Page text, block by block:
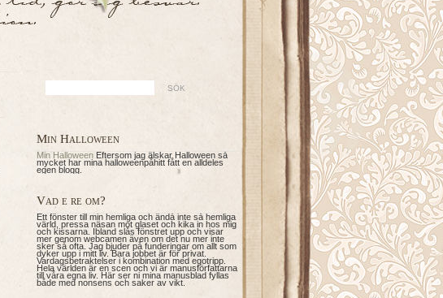
Min Halloween
Min Halloween Eftersom jag älskar Halloween så
mycket har mina halloweenpåhitt fått en alldeles
egen blogg.
Vad e re om?
Ett fönster till min hemliga och ändå inte så hemliga
värld, pressa näsan mot glaset och kika in hos mig
och kissarna. Ibland slås fönstret upp och visar
mer genom webcamen även om det nu mer inte
sker så ofta. Jag bjuder på funderingar om allt som
dyker upp i mitt liv. Bara jobbet är för privat.
Vardagsbetraktelser i kombination med egotripp.
Hela världen är en scen och vi är manusförfattarna
till våra egna liv. Här ser ni mina manusblad fyllas
både med nonsens och saker av vikt.